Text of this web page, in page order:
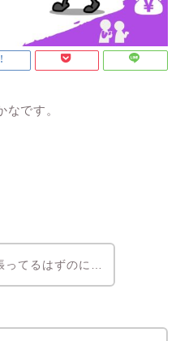
です。
ってるはずのに…